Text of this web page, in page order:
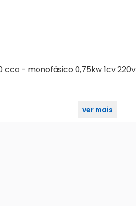
cca - monofásico 0,75kw 1cv 220v
ver mais